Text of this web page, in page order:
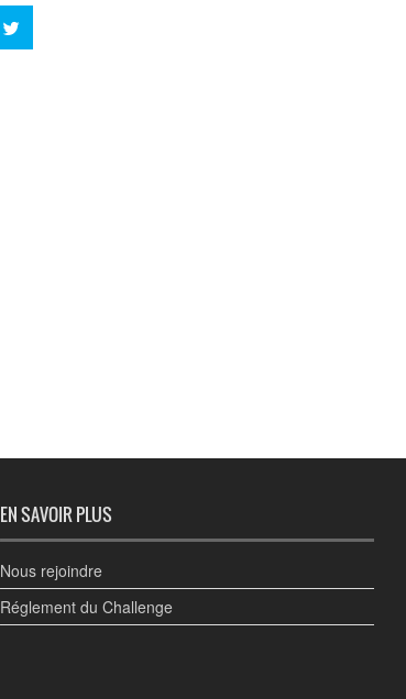
EN SAVOIR PLUS
Nous rejoindre
Réglement du Challenge